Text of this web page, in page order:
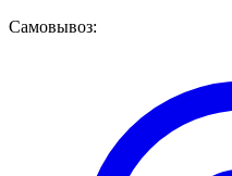
Самовывоз: